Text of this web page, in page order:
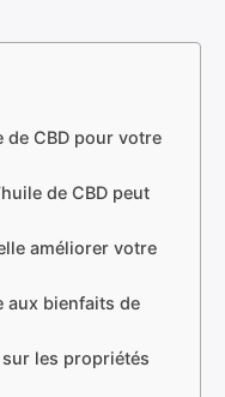
de CBD pour votre
de CBD peut
améliorer votre
aux bienfaits de
les propriétés